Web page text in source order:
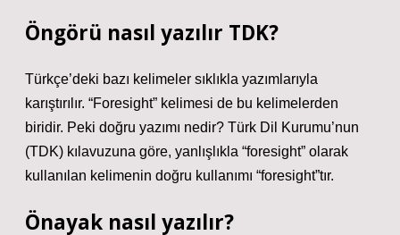
Öngörü nasıl yazılır TDK?
Türkçe’deki bazı kelimeler sıklıkla yazımlarıyla
karıştırılır. “Foresight” kelimesi de bu kelimelerden
biridir. Peki doğru yazımı nedir? Türk Dil Kurumu’nun
(TDK) kılavuzuna göre, yanlışlıkla “foresight” olarak
kullanılan kelimenin doğru kullanımı “foresight”tır.
Önayak nasıl yazılır?